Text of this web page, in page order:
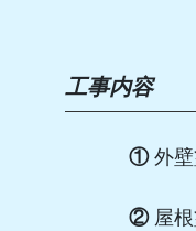
工事内容
①外壁
②屋根